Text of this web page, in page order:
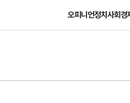
오피니언정치사회경